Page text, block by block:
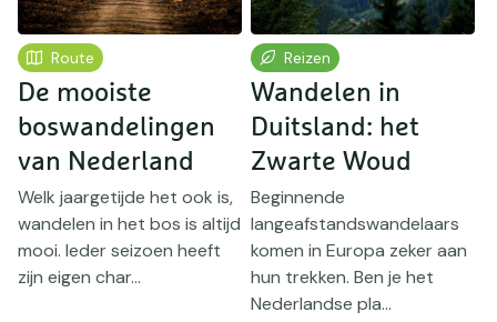
Route
De mooiste
boswandelingen
van Nederland
Welk jaargetijde het ook is,
wandelen in het bos is altijd
mooi. Ieder seizoen heeft
zijn eigen char...
Reizen
Wandelen in
Duitsland: het
Zwarte Woud
Beginnende
langeafstandswandelaars
komen in Europa zeker aan
hun trekken. Ben je het
Nederlandse pla...